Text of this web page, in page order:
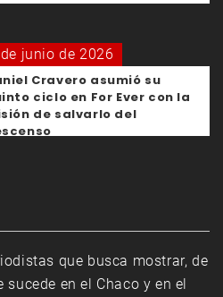
junio de 2026
Cravero asumió su
ciclo en For Ever con la
de salvarlo del
que busca mostrar, de
en el Chaco y en el